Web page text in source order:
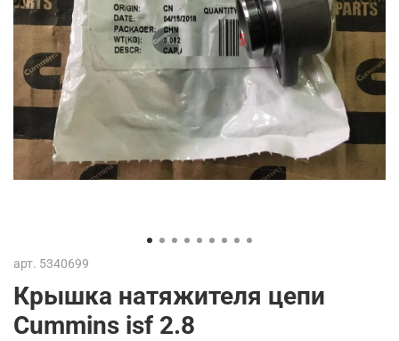
арт. 5340699
Крышка натяжителя цепи
Cummins isf 2.8